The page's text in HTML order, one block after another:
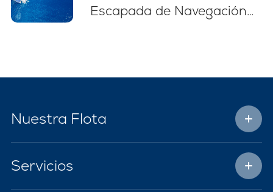
Escapada de Navegación
Nuestra Flota
Servicios